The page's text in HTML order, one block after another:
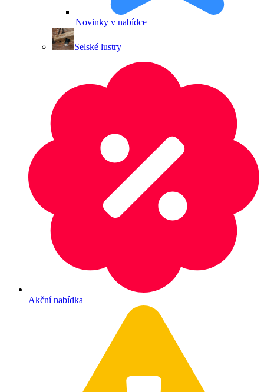
Novinky v nabídce
Selské lustry
Akční nabídka